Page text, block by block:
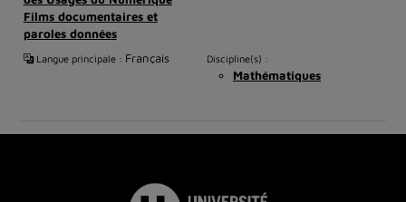
Films documentaires et
paroles données
Langue principale : Français Discipline(s) :
Mathématiques